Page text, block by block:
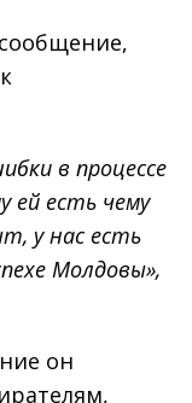
в процессе
ей есть чему
у нас есть
Молдовы»,
он